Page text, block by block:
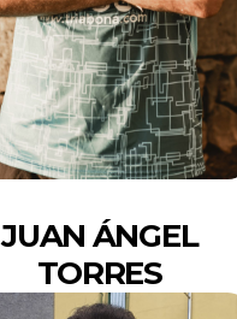
JUAN ÁNGEL
TORRES